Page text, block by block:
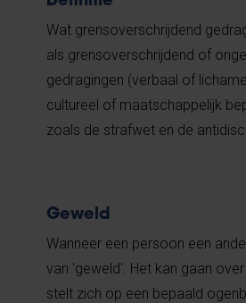
Wat grensoverschrijdend
als grensoverschrijdend of
gedragingen (verbaal of
cultureel of maatschappelijk
zoals de strafwet en de
Geweld
Wanneer een persoon een
van 'geweld'. Het kan gaan
stelt zich op een bepaald